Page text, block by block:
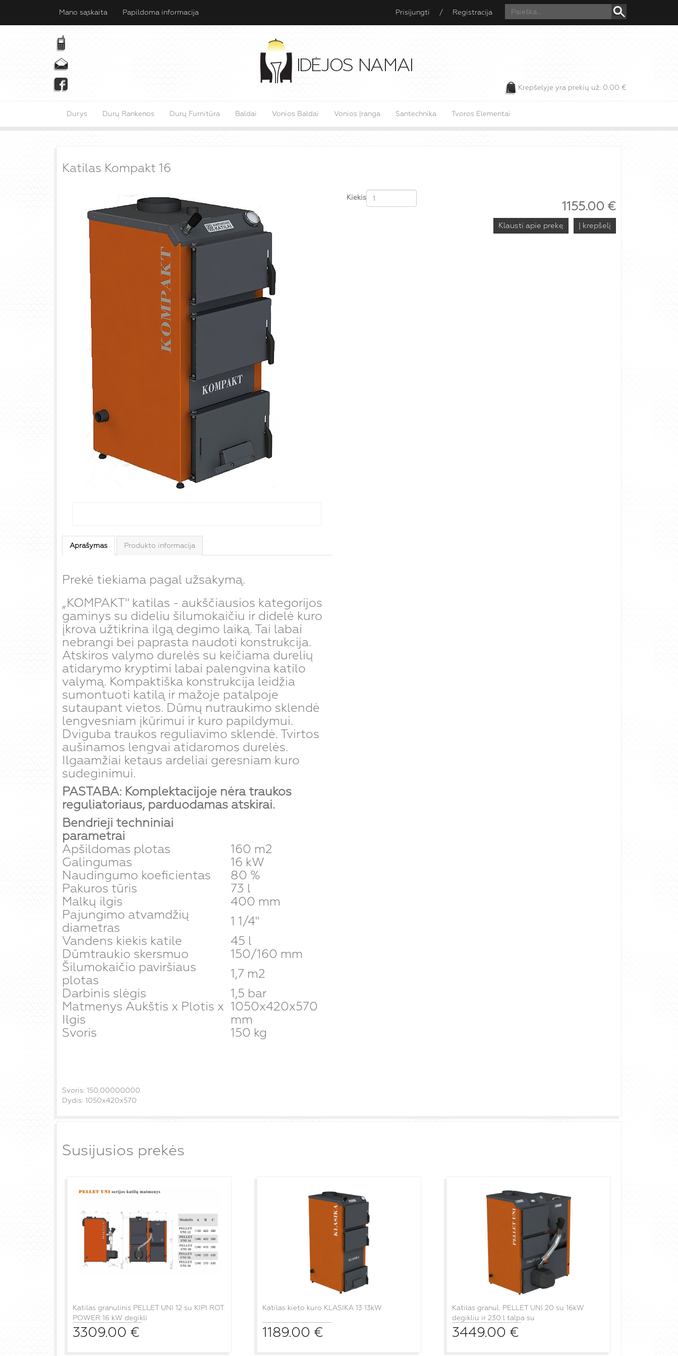
Mano sąskaita Papildoma informacija Prisijungti / Registracija
Krepšelyje yra prekių už: 0.00 €
Durys Durų Rankenos Durų Furnitūra Baldai Vonios Baldai Vonios Įranga Santechnika Tvoros Elementai
Katilas Kompakt 16
Aprašymas Produkto informacija
Prekė tiekiama pagal užsakymą.
„KOMPAKT" katilas - aukščiausios kategorijos
gaminys su dideliu šilumokaičiu ir didelė kuro
įkrova užtikrina ilgą degimo laiką. Tai labai
nebrangi bei paprasta naudoti konstrukcija.
Atskiros valymo durelės su keičiama durelių
atidarymo kryptimi labai palengvina katilo
valymą. Kompaktiška konstrukcija leidžia
sumontuoti katilą ir mažoje patalpoje
sutaupant vietos. Dūmų nutraukimo sklendė
lengvesniam įkūrimui ir kuro papildymui.
Dviguba traukos reguliavimo sklendė. Tvirtos
aušinamos lengvai atidaromos durelės.
Ilgaamžiai ketaus ardeliai geresniam kuro
sudeginimui.
PASTABA: Komplektacijoje nėra traukos
reguliatoriaus, parduodamas atskirai.
Bendrieji techniniai
parametrai
Apšildomas plotas
160 m2
Galingumas
16 kW
Naudingumo koeficientas
80 %
Pakuros tūris
73 l
Malkų ilgis
400 mm
Pajungimo atvamdžių
diametras
1 1/4''
Vandens kiekis katile
45 l
Dūmtraukio skersmuo
150/160 mm
Šilumokaičio paviršiaus
plotas
1,7 m2
Darbinis slėgis
1,5 bar
Matmenys Aukštis x Plotis x
Ilgis
1050x420x570
mm
Svoris
150 kg
Svoris: 150.00000000
Dydis: 1050x420x570
1155.00 €
Kiekis
Klausti apie prekę
Susijusios prekės
Katilas granulinis PELLET UNI 12 su KIPI ROT
POWER 16 kW degikli
3309.00 €
Katilas kieto kuro KLASIKA 13 13kW
1189.00 €
Katilas granul. PELLET UNI 20 su 16kW
degikliu ir 230 l talpa su
3449.00 €